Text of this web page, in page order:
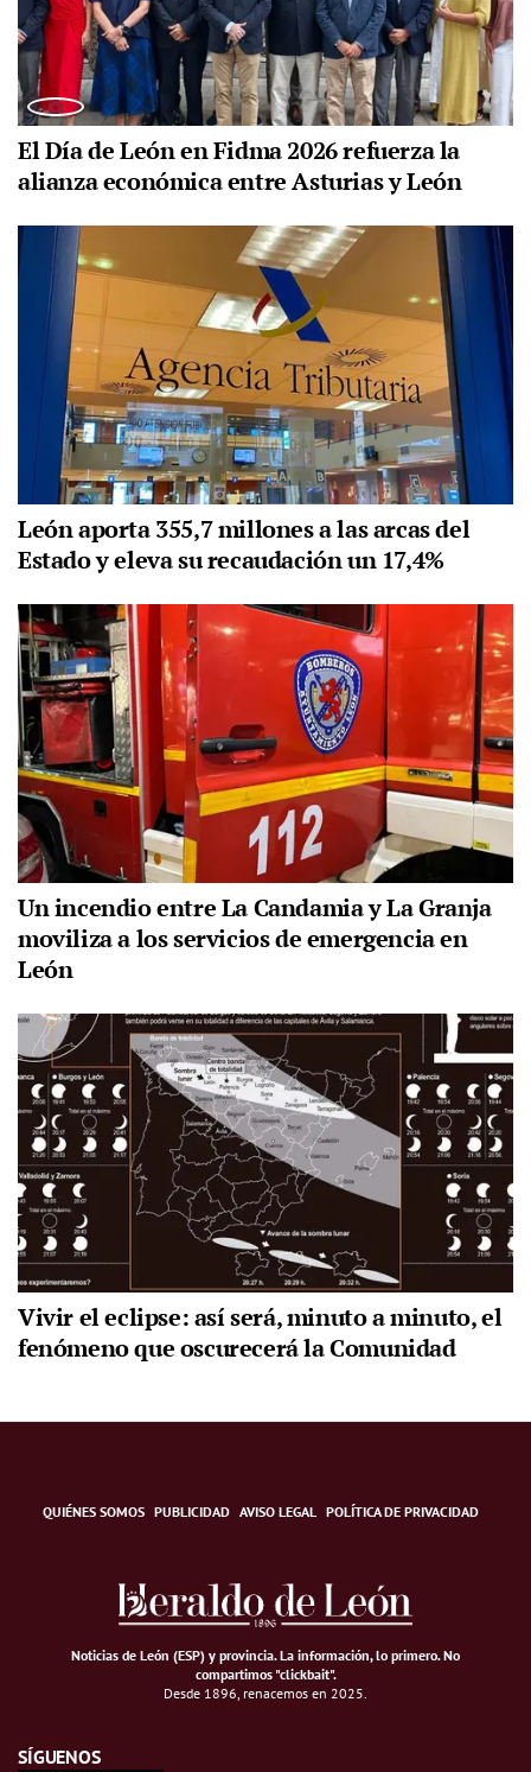
El Día de León en Fidma 2026 refuerza la
alianza económica entre Asturias y León
León aporta 355,7 millones a las arcas del
Estado y eleva su recaudación un 17,4%
Un incendio entre La Candamia y La Granja
moviliza a los servicios de emergencia en
León
Vivir el eclipse: así será, minuto a minuto, el
fenómeno que oscurecerá la Comunidad
QUIÉNES SOMOS PUBLICIDAD AVISO LEGAL POLÍTICA DE PRIVACIDAD
Noticias de León (ESP) y provincia. La información, lo primero.No
compartimos "clickbait".
Desde 1896, renacemos en 2025.
SÍGUENOS